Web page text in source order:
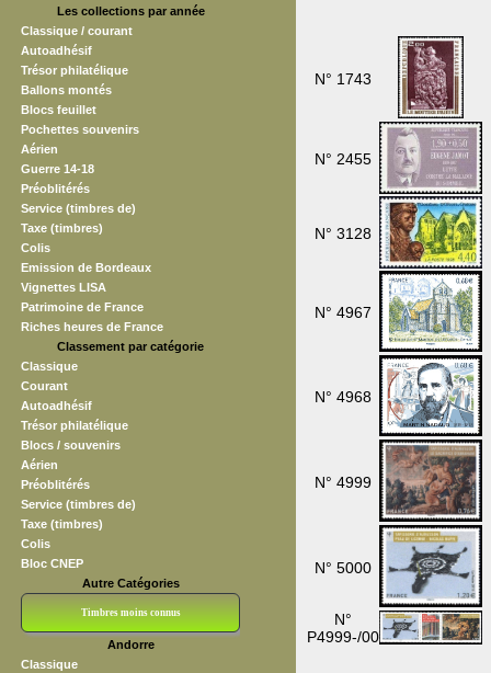
Les collections par année
Classique / courant
Autoadhésif
Trésor philatélique
Ballons montés
Blocs feuillet
Pochettes souvenirs
Aérien
Guerre 14-18
Préoblitérés
Service (timbres de)
Taxe (timbres)
Colis
Emission de Bordeaux
Vignettes LISA
Patrimoine de France
Riches heures de France
Classement par catégorie
Classique
Courant
Autoadhésif
Trésor philatélique
Blocs / souvenirs
Aérien
Préoblitérés
Service (timbres de)
Taxe (timbres)
Colis
Bloc CNEP
Autre Catégories
Timbres moins connus
Andorre
Classique
N° 1743
N° 2455
N° 3128
N° 4967
N° 4968
N° 4999
N° 5000
N°
P4999-/00